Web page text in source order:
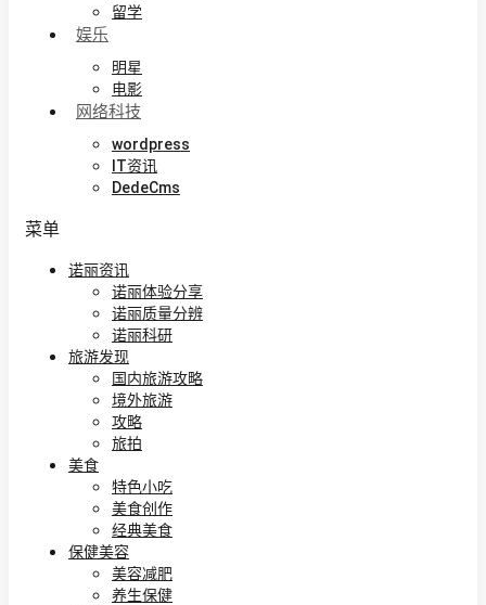
留学
娱乐
明星
电影
网络科技
wordpress
IT资讯
DedeCms
菜单
诺丽资讯
诺丽体验分享
诺丽质量分辨
诺丽科研
旅游发现
国内旅游攻略
境外旅游
攻略
旅拍
美食
特色小吃
美食创作
经典美食
保健美容
美容减肥
养生保健